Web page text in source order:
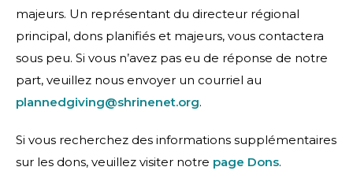
majeurs. Un représentant du directeur régional
principal, dons planifiés et majeurs, vous contactera
sous peu. Si vous n’avez pas eu de réponse de notre
part, veuillez nous envoyer un courriel au
plannedgiving@shrinenet.org.
Si vous recherchez des informations supplémentaires
sur les dons, veuillez visiter notre page Dons.